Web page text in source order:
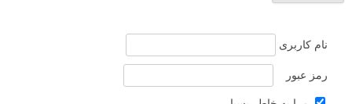
نام کاربری
رمز عبور